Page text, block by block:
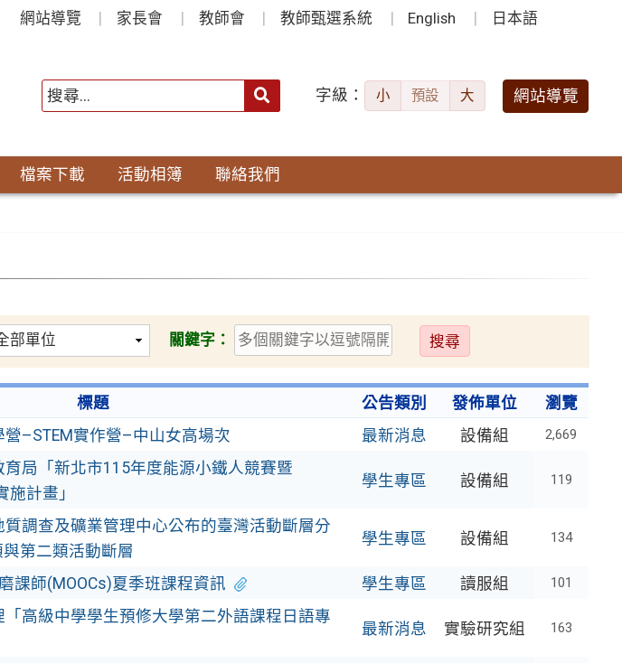
網站導覽 家長會 教師會 教師甄選系統 English 日本語
字級： 小 預設 大 網站導覽
檔案下載 活動相簿 聯絡我們
關鍵字：
送
出
標題 公告類別 發佈單位
瀏覽
–STEM實作營–中山女高場次 最新消息 設備組 2,669
育局「新北市115年度能源小鐵人競賽暨
計畫」
學生專區 設備組 119
質調查及礦業管理中心公布的臺灣活動斷層分
第二類活動斷層
學生專區 設備組 134
課師(MOOCs)夏季班課程資訊 學生專區 讀服組 101
高級中學學生預修大學第二外語課程日語專
最新消息 實驗研究組 163